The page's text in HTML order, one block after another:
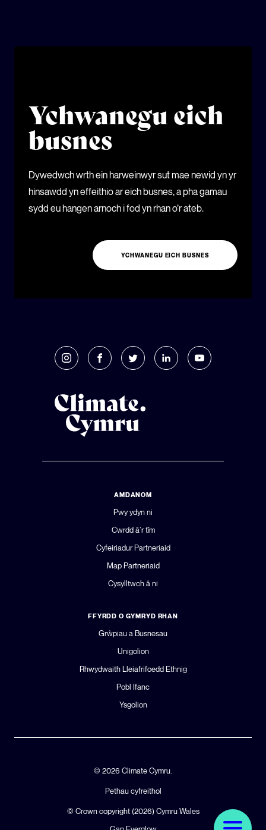
Ychwanegu eich
busnes
Dywedwch wrth ein harweinwyr sut mae newid yn yr
hinsawdd yn effeithio ar eich busnes, a pha gamau
sydd eu hangen arnoch i fod yn rhan o’r ateb.
YCHWANEGU EICH BUSNES
AMDANOM
Pwy ydyn ni
Cwrdd â’r tîm
Cyfeiriadur Partneriaid
Map Partneriaid
Cysylltwch â ni
FFYRDD O GYMRYD RHAN
Grŵpiau a Busnesau
Unigolion
Rhwydwaith Lleiafrifoedd Ethnig
Pobl Ifanc
Ysgolion
© 2026 Climate Cymru.
Pethau cyfreithol
© Crown copyright (2026) Cymru Wales